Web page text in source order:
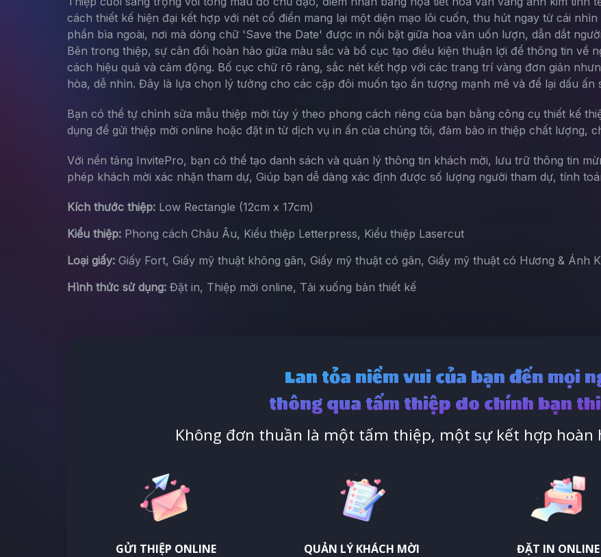
cách thiết kế hiện đại kết hợp với nét cổ điển mang lại một diện mạo lôi cuốn, thu hút ngay từ cái
phần bìa ngoài, nơi mà dòng chữ 'Save the Date' được in nổi bật giữa hoa văn uốn lượn, dẫn dắt
Bên trong thiệp, sự cân đối hoàn hảo giữa màu sắc và bố cục tạo điều kiện thuận lợi để thông tin về
cách hiệu quả và cảm động. Bố cục chữ rõ ràng, sắc nét kết hợp với các trang trí vàng đơn giản
hòa, dễ nhìn. Đây là lựa chọn lý tưởng cho các cặp đôi muốn tạo ấn tượng mạnh mẽ và để lại dấu ấn
Bạn có thể tự chỉnh sửa mẫu thiệp mời tùy ý theo phong cách riêng của bạn bằng công cụ thiết kế
dụng để gửi thiệp mời online hoặc đặt in từ dịch vụ in ấn của chúng tôi, đảm bảo in thiệp chất lượng,
Với nền tảng InvitePro, bạn có thể tạo danh sách và quản lý thông tin khách mời, lưu trữ thông tin
phép khách mời xác nhận tham dự, Giúp bạn dễ dàng xác định được số lượng người tham dự, tính
Kích thước thiệp: Low Rectangle (12cm x 17cm)
Kiểu thiệp: Phong cách Châu Âu, Kiểu thiệp Letterpress, Kiểu thiệp Lasercut
Loại giấy: Giấy Fort, Giấy mỹ thuật không gân, Giấy mỹ thuật có gân, Giấy mỹ thuật có Hương & Ánh
Hình thức sử dụng: Đặt in, Thiệp mời online, Tải xuống bản thiết kế
Lan tỏa niềm vui của bạn đến mọi
thông qua tấm thiệp do chính bạn
Không đơn thuần là một tấm thiệp, một sự kết hợp hoàn
GỬI THIỆP ONLINE
QUẢN LÝ KHÁCH MỜI
ĐẶT IN ONLINE